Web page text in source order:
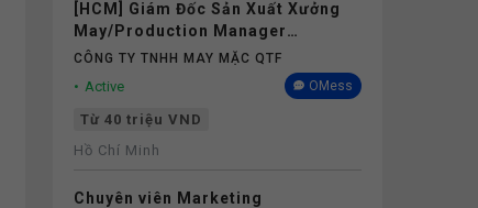
[HCM] Giám Đốc Sản Xuất Xưởng
May/Production Manager
(Garments) - Lương 40M+
CÔNG TY TNHH MAY MẶC QTF
Active OMess
Từ 40 triệu VND
Hồ Chí Minh
Chuyên viên Marketing